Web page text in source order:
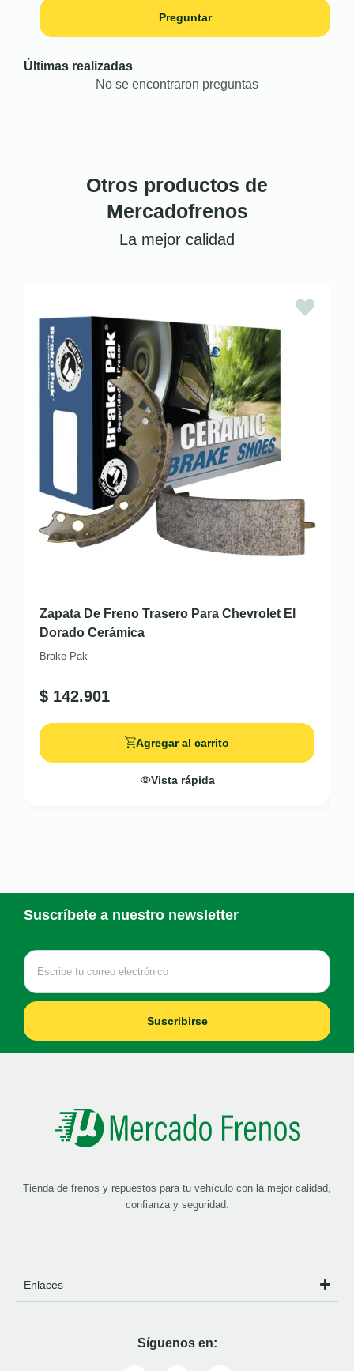
Preguntar
Últimas realizadas
No se encontraron preguntas
Otros productos de
Mercadofrenos
La mejor calidad
Zapata De Freno Trasero Para Chevrolet El
Dorado Cerámica
Brake Pak
$ 142.901
Agregar al carrito
Vista rápida
Suscríbete a nuestro newsletter
Suscribirse
Tienda de frenos y repuestos para tu vehículo con la mejor calidad,
confianza y seguridad.
Enlaces
Síguenos en: